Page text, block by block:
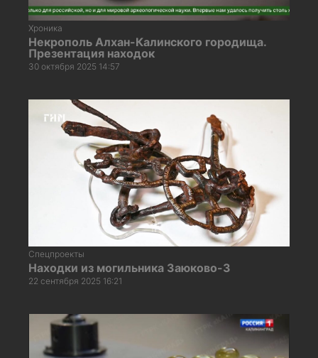
Хроника
Некрополь Алхан-Калинского городища.
Презентация находок
30 октября 2025 14:57
Спецпроекты
Находки из могильника Заюково-3
22 сентября 2025 16:21